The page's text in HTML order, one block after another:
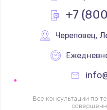
+7
Череповец,
Все консультации по